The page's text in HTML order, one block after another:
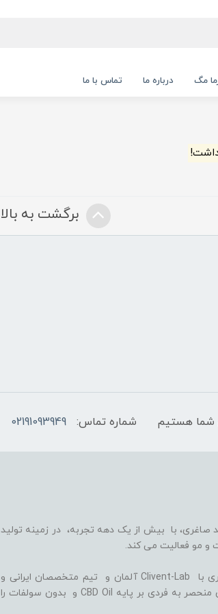
مگ درباره ما تماس با ما
برگشت به بالا
شماره تماس: 02191093949
با بیش از یک دهه تجربه، در زمینه تولید
و مو فعالیت می کند.
ما با بهره گیری از سلول های بنیادی گیاهی، همکاری با Clivent-Lab آلمان و تیم متخصصان ایرانی و
آلمانی در واحد تحقیق و توسعه (R&D)، فرمولاسیون منحصر به فردی بر پایه CBD Oil و بدون سولفات را